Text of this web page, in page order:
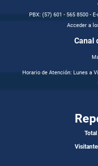
PBX: (57) 601 - 565 8500 -
Acceder a
Canal
Horario de Atención: Lunes a